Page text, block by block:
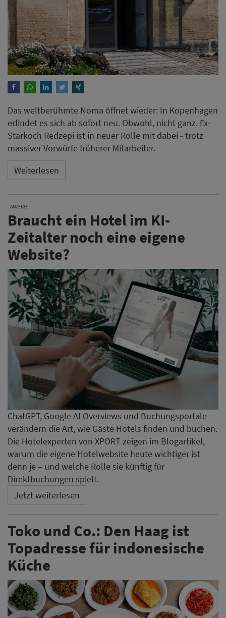
Das weltberühmte Noma öffnet wieder: In Kopenhagen
erfindet es sich ab sofort neu. Obwohl, nicht ganz. Ex-
Starkoch Redzepi ist in neuer Rolle mit dabei - trotz
massiver Vorwürfe früherer Mitarbeiter.
Weiterlesen
ANZEIGE
Braucht ein Hotel im KI-
Zeitalter noch eine eigene
Website?
ChatGPT, Google AI Overviews und Buchungsportale
verändern die Art, wie Gäste Hotels finden und buchen.
Die Hotelexperten von XPORT zeigen im Blogartikel,
warum die eigene Hotelwebsite heute wichtiger ist
denn je – und welche Rolle sie künftig für
Direktbuchungen spielt.
Jetzt weiterlesen
Toko und Co.: Den Haag ist
Topadresse für indonesische
Küche